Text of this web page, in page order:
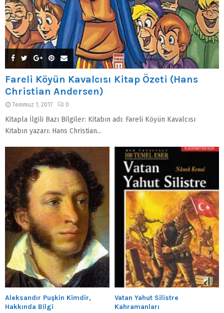
Fareli Köyün Kavalcısı Kitap Özeti (Hans
Christian Andersen)
Temmuz 1, 2017 0
Kitapla İlgili Bazı Bilgiler: Kitabın adı: Fareli Köyün Kavalcısı
Kitabın yazarı: Hans Christian...
Aleksandır Puşkin Kimdir,
Hakkında Bilgi
Vatan Yahut Silistre
Kahramanları